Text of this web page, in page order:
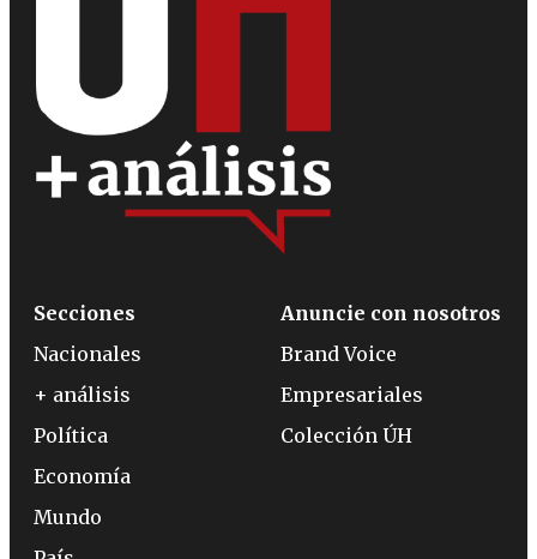
Secciones
Nacionales
+ análisis
Política
Economía
Mundo
Anuncie con nosotros
Brand Voice
Empresariales
Colección ÚH